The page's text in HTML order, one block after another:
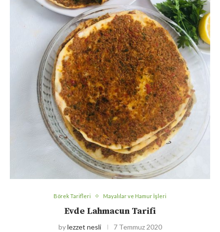
Börek Tarifleri Mayalılar ve Hamur İşleri
Evde Lahmacun Tarifi
bylezzet nesli 7 Temmuz 2020